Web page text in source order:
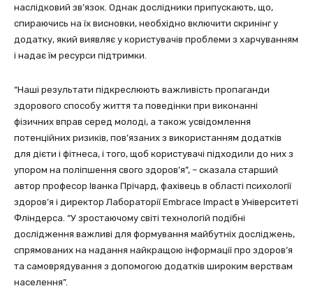
наслідковий зв’язок. Однак дослідники припускають, що,
спираючись на їх висновки, необхідно включити скринінг у
додатку, який виявляє у користувачів проблеми з харчуванням
і надає їм ресурси підтримки.
“Наші результати підкреслюють важливість пропаганди
здорового способу життя та поведінки при виконанні
фізичних вправ серед молоді, а також усвідомлення
потенційних ризиків, пов’язаних з використанням додатків
для дієти і фітнеса, і того, щоб користувачі підходили до них з
упором на поліпшення свого здоров’я”, – сказала старший
автор професор Іванка Прічард, фахівець в області психології
здоров’я і директор Лабораторії Embrace Impact в Університеті
Фліндерса. “У зростаючому світі технологій подібні
дослідження важливі для формування майбутніх досліджень,
спрямованих на надання найкращою інформації про здоров’я
та самоврядування з допомогою додатків широким верствам
населення”.